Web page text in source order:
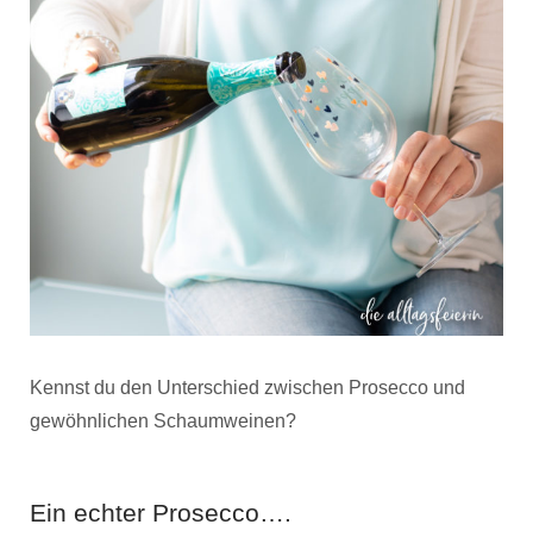
Kennst du den Unterschied zwischen Prosecco und
gewöhnlichen Schaumweinen?
Ein echter Prosecco….